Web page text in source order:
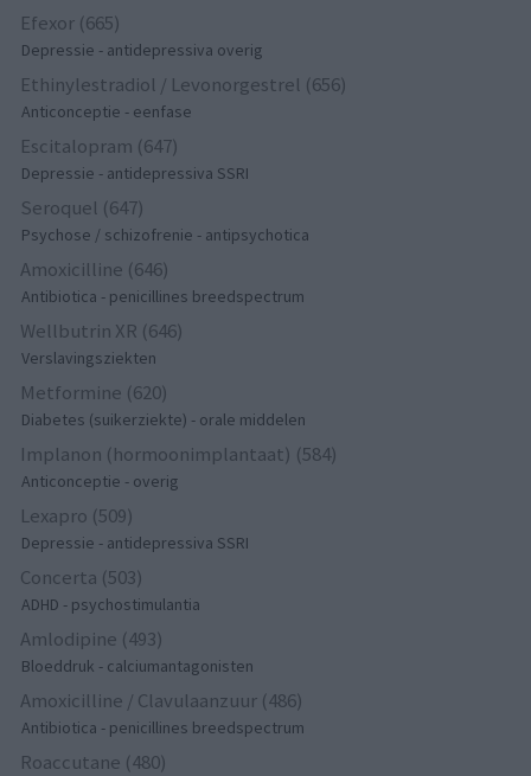
Efexor (665)
Depressie - antidepressiva overig
Ethinylestradiol / Levonorgestrel (656)
Anticonceptie - eenfase
Escitalopram (647)
Depressie - antidepressiva SSRI
Seroquel (647)
Psychose / schizofrenie - antipsychotica
Amoxicilline (646)
Antibiotica - penicillines breedspectrum
Wellbutrin XR (646)
Verslavingsziekten
Metformine (620)
Diabetes (suikerziekte) - orale middelen
Implanon (hormoonimplantaat) (584)
Anticonceptie - overig
Lexapro (509)
Depressie - antidepressiva SSRI
Concerta (503)
ADHD - psychostimulantia
Amlodipine (493)
Bloeddruk - calciumantagonisten
Amoxicilline / Clavulaanzuur (486)
Antibiotica - penicillines breedspectrum
Roaccutane (480)